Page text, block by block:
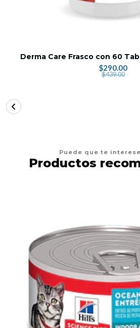
Derma Care Frasco con 60
$290.00
$439.00
Puede que te
Productos